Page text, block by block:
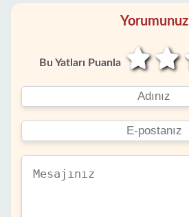
Yorumunuz
Bu Yatları Puanla